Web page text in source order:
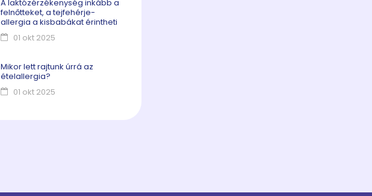
A laktózérzékenység inkább a
felnőtteket, a tejfehérje-
allergia a kisbabákat érintheti
01 okt 2025
Mikor lett rajtunk úrrá az
ételallergia?
01 okt 2025